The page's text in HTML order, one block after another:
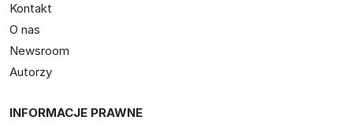
Kontakt
O nas
Newsroom
Autorzy
INFORMACJE PRAWNE